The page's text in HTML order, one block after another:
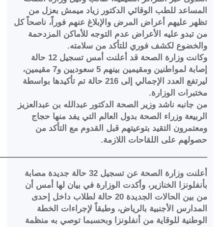
للطب الوقائي الدكتور زياد ميمش بعزل من
عليهم أعراض المرض والإبلاغ عنهم فوراً، ناصحاً كل
تبدو عليه الأعراض عدم التوجه للأماكن المزدحمة
لكشف فوري للتأكد من سلامته.
وكانت وزارة الصحة قد أعلنت أمس تسجيل 12 حالة
إصابة لمواطنين ومقيمين بينهم 5 سعوديين و7 مقيمين،
ليرتفع العدد الإجمالي إلى 216 حالة تم تأكيدها بواسطة
الوزارة.
جانبه ناشد وزير الصحة الدكتور عبدالله بن عبدالعزيز
وزراء الصحة بدول العالم التي يفد منها حجاج
التقيد بتوعيتهم قبل القدوم مع التأكد من
على اللقاحات اللازمة.
أعلنت وزارة الصحة عن تسجيل 32 حالة جديدة مصابة
الخنازير، وأكدت الوزارة في بيان لها أمس أن
من بين الحالات الجديدة 20 حالة لطلاب داخل إحدى
الأجنبية بالرياض، وطبقاً لإجراءات الخطة
للوقاية من أنفلونزا وبحسبما توصي به منظمة